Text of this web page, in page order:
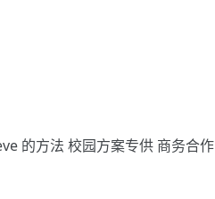
的方法 校园方案专供 商务合作